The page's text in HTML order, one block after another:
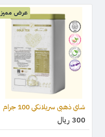
عرض مميز
شاي ذهبي سريلانكي 100 جرام
300 ريال